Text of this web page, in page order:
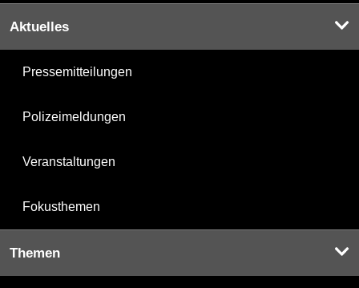
Aktuelles
Pressemitteilungen
Polizeimeldungen
Veranstaltungen
Fokusthemen
Themen